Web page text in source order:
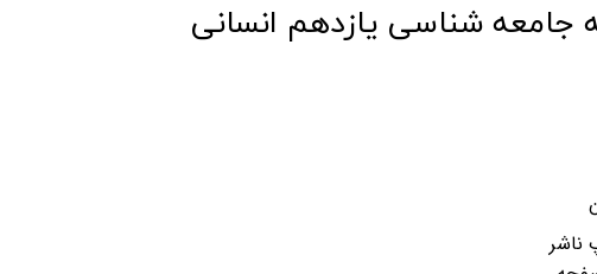
جامعه شناسی یازدهم انسانی
ناشر